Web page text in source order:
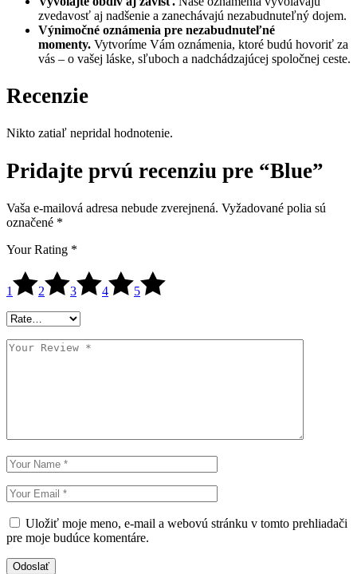
zvedavosť aj nadšenie a zanechávajú nezabudnuteľný dojem.
Výnimočné oznámenia pre nezabudnuteľné
momenty. Vytvoríme Vám oznámenia, ktoré budú hovoriť za
vás – o vašej láske, sľuboch a nadchádzajúcej spoločnej ceste.
Recenzie
Nikto zatiaľ nepridal hodnotenie.
Pridajte prvú recenziu pre “Blue”
Vaša e-mailová adresa nebude zverejnená. Vyžadované polia sú
označené *
Your Rating *
1 2 3 4 5
Uložiť moje meno, e-mail a webovú stránku v tomto prehliadači
pre moje budúce komentáre.
Odoslať